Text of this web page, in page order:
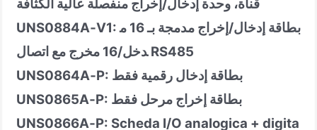
قناة، وحدة إدخال/إخراج منفصلة عالية الكثافة
UNS0884A‑V1: بطاقة إدخال/إخراج مدمجة بـ 16 م
دخل/16 مخرج مع اتصال RS485
UNS0864A‑
P: بطاقة إدخال رقمية فقط
UNS0865A‑
P: بطاقة إخراج مرحل فقط
UNS0866A‑P: Scheda I/O analogica + digita